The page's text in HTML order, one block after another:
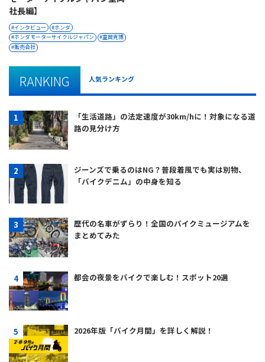
社長編】
インタビュー
ホンダ
ホンダモーターサイクルジャパン
室岡克博
販売会社
RANKING 人気ランキング
「生活道路」の法定速度が30km/hに！対象になる道
路の見分け方
ジーンズで乗るのはNG？普段着風でも実は別物、
「バイクデニム」の中身を知る
歴代の名車がずらり！全国のバイクミュージアムを
まとめてみた
都会の夜景をバイクで楽しむ！スポット20選
2026年版「バイク月間」を詳しく解説！